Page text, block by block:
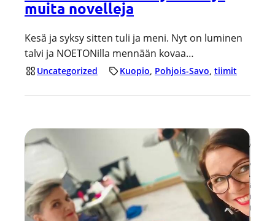
muita novelleja
Kesä ja syksy sitten tuli ja meni. Nyt on luminen
talvi ja NOETONilla mennään kovaa…
Uncategorized Kuopio, Pohjois-Savo, tiimit